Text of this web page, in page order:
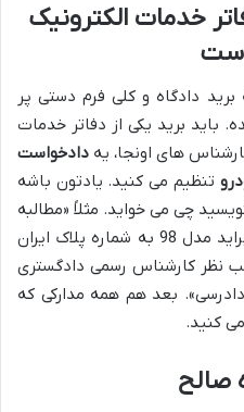
خدمات الکترونیک
دادگاه و کلی فرم دستی پر
باید برید یکی از دفاتر خدمات
های اونجا، یه دادخواست
تنظیم می کنید. یادتون باشه
چی می خواید. مثلاً «مطالبه
اجرت المثل ایام تصرف خودروی پراید مدل 98 به شماره پلاک ایران
مدت 6 ماه با جلب نظر کارشناس رسمی دادگستری
بعد هم همه مدارکی که
کنید.
صالح